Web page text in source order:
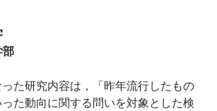
た研究内容は，「昨年流行したもの
た動向に関する問いを対象とした検